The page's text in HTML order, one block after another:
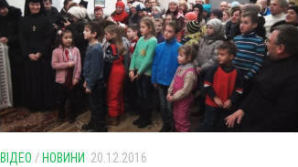
ВІДЕО / НОВИНИ 20.12.2016